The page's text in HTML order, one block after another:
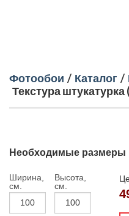
Фотообои / Каталог /
Текстура штукатурка
Необходимые размеры
Ширина,
см.
Высота,
см.